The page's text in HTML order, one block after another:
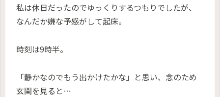
私は休日だったのでゆっくりするつもりでしたが、
なんだか嫌な予感がして起床。
時刻は9時半。
「静かなのでもう出かけたかな」と思い、念のため
玄関を見ると…